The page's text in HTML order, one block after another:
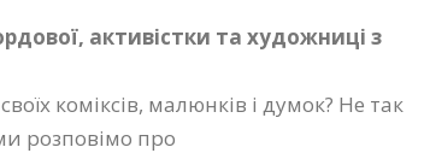
активістки та художниці з
коміксів, малюнків і думок? Не так
розповімо про